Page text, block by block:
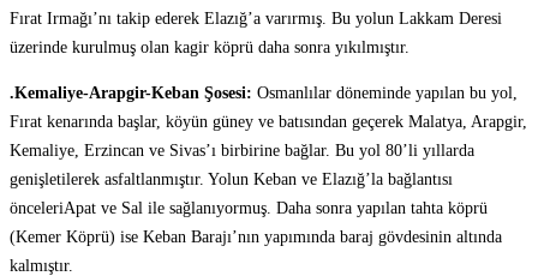
Fırat Irmağı’nı takip ederek Elazığ’a varırmış. Bu yolun Lakkam Deresi
üzerinde kurulmuş olan kagir köprü daha sonra yıkılmıştır.
.Kemaliye-Arapgir-Keban Şosesi: Osmanlılar döneminde yapılan bu yol,
Fırat kenarında başlar, köyün güney ve batısından geçerek Malatya, Arapgir,
Kemaliye, Erzincan ve Sivas’ı birbirine bağlar. Bu yol 80’li yıllarda
genişletilerek asfaltlanmıştır. Yolun Keban ve Elazığ’la bağlantısı
önceleriApat ve Sal ile sağlanıyormuş. Daha sonra yapılan tahta köprü
(Kemer Köprü) ise Keban Barajı’nın yapımında baraj gövdesinin altında
kalmıştır.